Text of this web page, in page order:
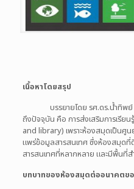
เนื้อหาโดยสรุป
บรรยายโดย รศ.ดร.น้ำทิพ
ถึงปัจจุบัน คือ การส่งเสริมการเรี
and library) เพราะห้องสมุดเป็นศู
แพร่ข้อมูลสารสนเทศ ซึ่งห้องสมุด
สารสนเทศที่หลากหลาย และมีพื้นที่
บทบาทของห้องสมุดต่ออนาคตข